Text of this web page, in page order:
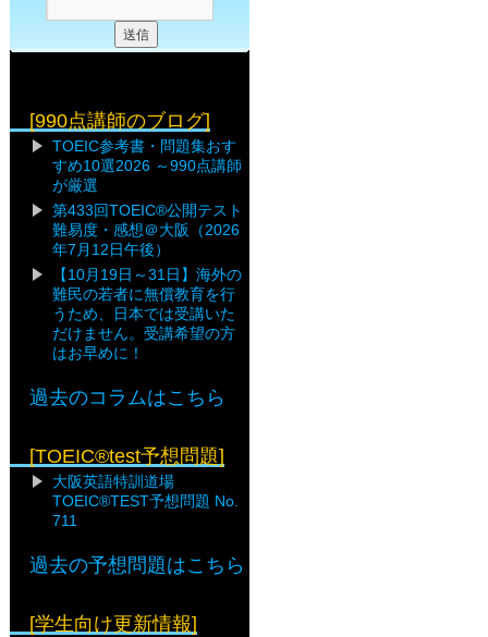
[990点講師のブログ]
TOEIC参考書・問題集おす
すめ10選2026 ～990点講師
が厳選
第433回TOEIC®公開テスト
難易度・感想＠大阪（2026
年7月12日午後）
【10月19日～31日】海外の
難民の若者に無償教育を行
うため、日本では受講いた
だけません。受講希望の方
はお早めに！
過去のコラムはこちら
[TOEIC®test予想問題]
大阪英語特訓道場
TOEIC®TEST予想問題 No.
711
過去の予想問題はこちら
[学生向け更新情報]